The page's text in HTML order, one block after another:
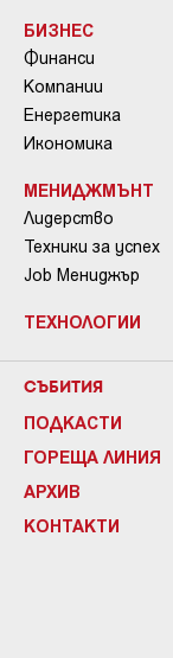
БИЗНЕС
Финанси
Компании
Енергетика
Икономика
МЕНИДЖМЪНТ
Лидерство
Техники за успех
Job Мениджър
ТЕХНОЛОГИИ
СЪБИТИЯ
ПОДКАСТИ
ГОРЕЩА ЛИНИЯ
АРХИВ
КОНТАКТИ